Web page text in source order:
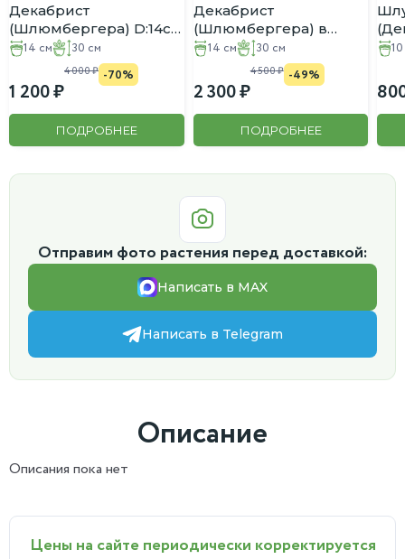
Декабрист
(Шлюмбергера) D:14см
H:30см
14 см 30 см
1 200
4 000 -70%
ПОДРОБНЕЕ
Декабрист
(Шлюмбергера) в
белом горшке D:14см
14 см 30 см
2 300
4 500 -49%
ПОДРОБНЕЕ
Отправим фото растения перед доставкой:
Написать в MAX
Написать в Telegram
Описание
Описания пока нет
Цены на сайте периодически корректируется